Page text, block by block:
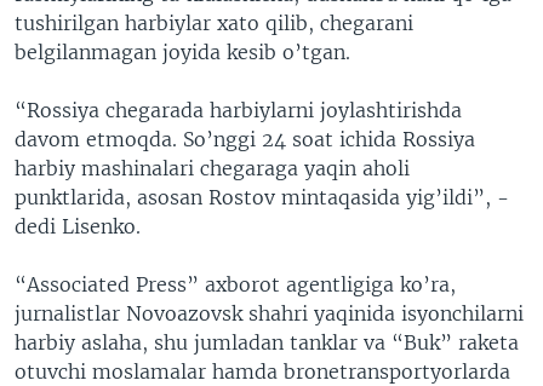
tushirilgan harbiylar xato qilib, chegarani
belgilanmagan joyida kesib o’tgan.
“Rossiya chegarada harbiylarni joylashtirishda
davom etmoqda. So’nggi 24 soat ichida Rossiya
harbiy mashinalari chegaraga yaqin aholi
punktlarida, asosan Rostov mintaqasida yig’ildi”, -
dedi Lisenko.
“Associated Press” axborot agentligiga ko’ra,
jurnalistlar Novoazovsk shahri yaqinida isyonchilarni
harbiy aslaha, shu jumladan tanklar va “Buk” raketa
otuvchi moslamalar hamda bronetransportyorlarda